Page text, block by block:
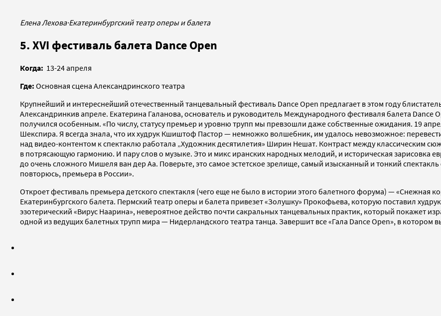
Елена Лехова·Екатеринбургский театр оперы и балета
5. XVI фестиваль балета Dance Open
Когда: 13-24 апреля
Где: Основная сцена Александринского театра
Крупнейший и интереснейший отечественный танцевальный фестиваль Dance Open предлагает в этом году
Александринкив апреле. Екатерина Галанова, основатель и руководитель Международного фестиваля балета Dance
получился особенным. «По числу, статусу премьер и уровню трупп мы превзошли даже собственные ожидания. 19
Шекспира. Я всегда знала, что их худрук Кшиштоф Пастор — немножко волшебник, им удалось невозможное:
над видео-контентом к спектаклю работала „Художник десятилетия» Ширин Нешат. Контраст между классическим
в потрясающую гармонию. И пару слов о музыке. Это и микс иранских народных мелодий, и историческая зарисовка
до очень сложного Мишеля ван дер Аа. Поверьте, это самое эстетское зрелище, самый изысканный и тонкий
повторюсь, премьера в России».
Откроет фестиваль премьера детского спектакля (чего еще не было в истории этого балетного форума) — «Снежная
Екатеринбургского балета. Пермский театр оперы и балета привезет «Золушку» Прокофьева, которую поставил
эзотерический «Вирус Наарина», невероятное действо почти сакральных танцевальных практик, который покажет
одной из ведущих балетных трупп мира — Нидерландского театра танца. Завершит все «Гала Dance Open», в котором